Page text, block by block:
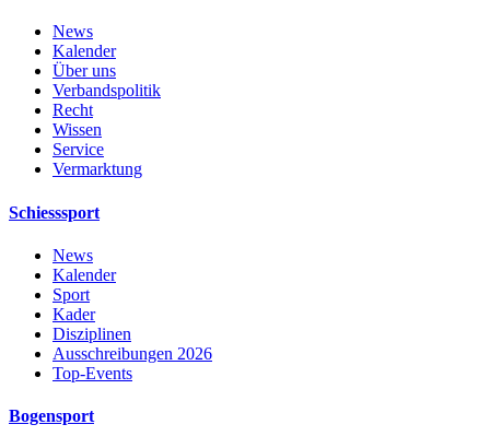
News
Kalender
Über uns
Verbandspolitik
Recht
Wissen
Service
Vermarktung
Schiesssport
News
Kalender
Sport
Kader
Disziplinen
Ausschreibungen 2026
Top-Events
Bogensport